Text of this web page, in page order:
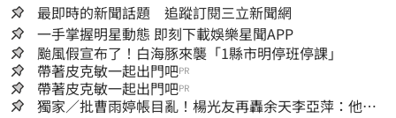
最即時的新聞話題 追蹤訂閱三立新聞網
一手掌握明星動態 即刻下載娛樂星聞APP
颱風假宣布了！白海豚來襲「1縣市明停班停課」
帶著皮克敏一起出門吧PR
帶著皮克敏一起出門吧PR
獨家／批曹雨婷帳目亂！楊光友再轟余天李亞萍：他們